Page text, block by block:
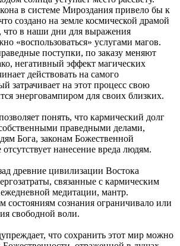
в системе Мироздания привело бы к
создано на земле космической драмой
что в наши дни для выражения
«воспользоваться» услугами магов.
поступки, по заказу меняют
негативный эффект магических
действовать на самого
затрачивает на этот процесс свою
энерговампиром для своих близких.
понять, что кармический долг
собственными праведными делами,
Бога, законам Божественной
отсутствует нанесение вреда людям.
древние цивилизации Востока
связанные с кармическим
медитации, мантр.
состояниям сознания ограничивало или
свободной воли.
что сохранить этот мир можно